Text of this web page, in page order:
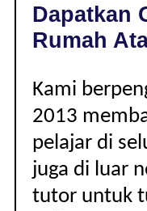
Dapatkan
Rumah
Kami
2013
pelajar di
juga di luar
tutor untuk